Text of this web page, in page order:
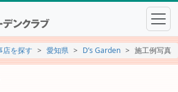
店を探す 愛知県 D’s Garden 施工例写真